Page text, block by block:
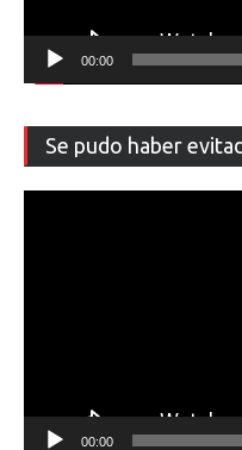
00:00
Se pudo haber
00:00